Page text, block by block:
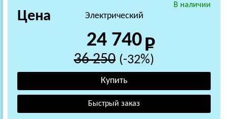
В наличии
Электрический
Цена
24 740
36 250 (-32%)